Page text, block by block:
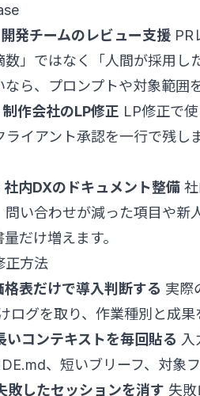
発チームのレビュー支援 PR
数」ではなく「人間が採用し
ら、プロンプトや対象範囲
作会社のLP修正 LP修正で
ライアント承認を一行で残し
内DXのドキュメント整備
問い合わせが減った項目や新
だけ増えます。
正方法
格表だけで導入判断する 実際
ログを取り、作業種別と成果
いコンテキストを毎回貼る 入
、短いブリーフ、対象
敗したセッションを消す 失